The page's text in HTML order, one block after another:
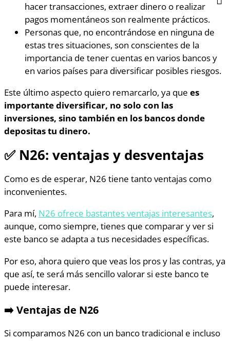
hacer transacciones, extraer dinero o realizar
pagos momentáneos son realmente prácticos.
Personas que, no encontrándose en ninguna de
estas tres situaciones, son conscientes de la
importancia de tener cuentas en varios bancos y
en varios países para diversificar posibles riesgos.
Este último aspecto quiero remarcarlo, ya que es
importante diversificar, no solo con las
inversiones, sino también en los bancos donde
depositas tu dinero.
✅ N26: ventajas y desventajas
Como es de esperar, N26 tiene tanto ventajas como
inconvenientes.
Para mí, N26 ofrece bastantes ventajas interesantes,
aunque, como siempre, tienes que comparar y ver si
este banco se adapta a tus necesidades específicas.
Por eso, ahora quiero que veas los pros y las contras, ya
que así, te será más sencillo valorar si este banco te
puede interesar.
➡️ Ventajas de N26
Si comparamos N26 con un banco tradicional e incluso